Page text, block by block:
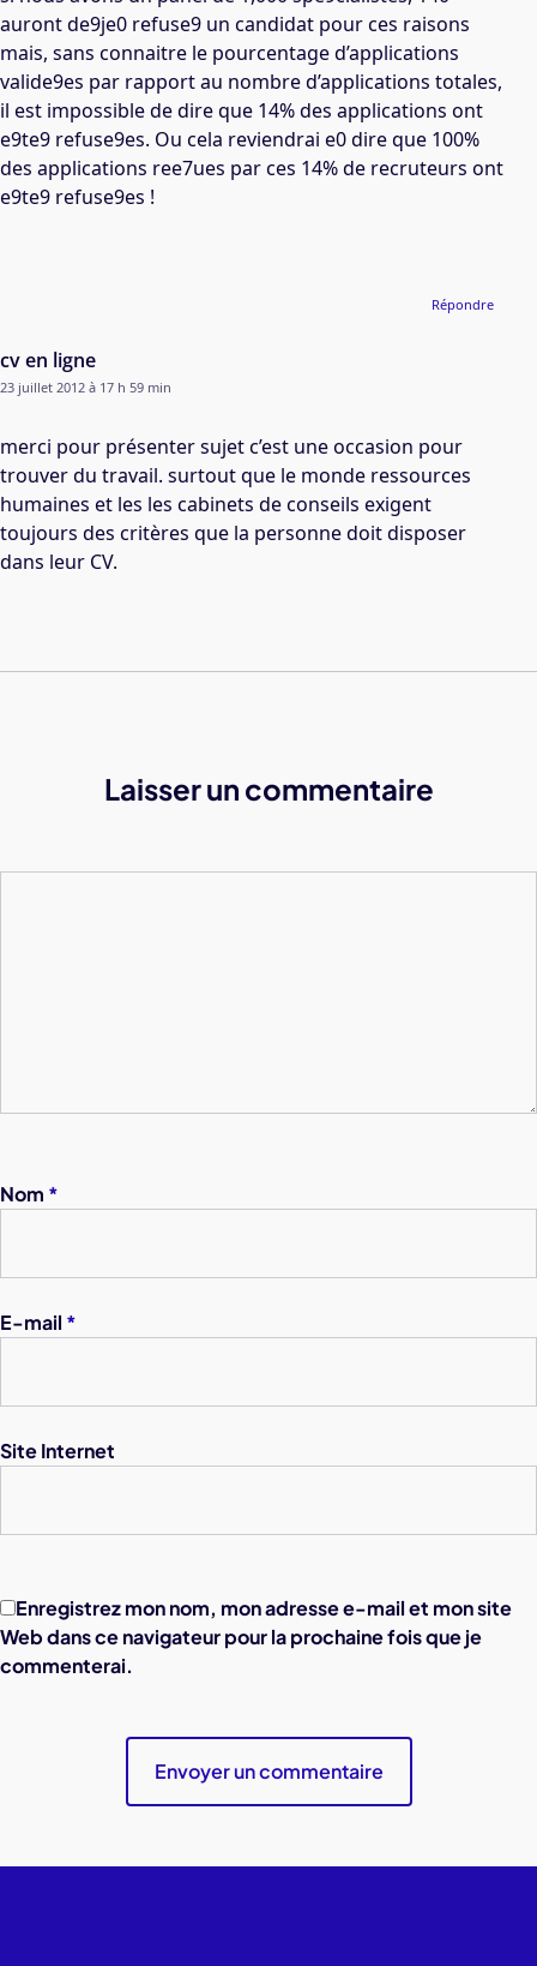
auront de9je0 refuse9 un candidat pour ces raisons
mais, sans connaitre le pourcentage d’applications
valide9es par rapport au nombre d’applications totales,
il est impossible de dire que 14% des applications ont
e9te9 refuse9es. Ou cela reviendrai e0 dire que 100%
des applications ree7ues par ces 14% de recruteurs ont
e9te9 refuse9es !
cv en ligne
23 juillet 2012 à 17 h 59 min
merci pour présenter sujet c’est une occasion pour
trouver du travail. surtout que le monde ressources
humaines et les les cabinets de conseils exigent
toujours des critères que la personne doit disposer
dans leur CV.
Répondre
Laisser un commentaire
Nom *
E-mail *
Site Internet
Enregistrez mon nom, mon adresse e-mail et mon site
Web dans ce navigateur pour la prochaine fois que je
commenterai.